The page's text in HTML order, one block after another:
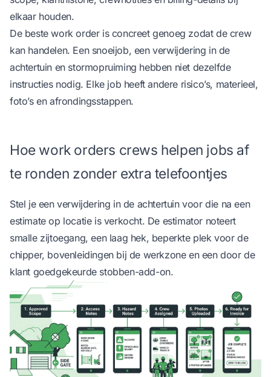
elkaar houden.
De beste work order is concreet genoeg zodat de crew
kan handelen. Een snoeijob, een verwijdering in de
achtertuin en stormopruiming hebben niet dezelfde
instructies nodig. Elke job heeft andere risico’s, materieel,
foto’s en afrondingsstappen.
Hoe work orders crews helpen jobs af
te ronden zonder extra telefoontjes
Stel je een verwijdering in de achtertuin voor die na een
estimate op locatie is verkocht. De estimator noteert
smalle zijtoegang, een laag hek, beperkte plek voor de
chipper, bovenleidingen bij de werkzone en een door de
klant goedgekeurde stobben-add-on.